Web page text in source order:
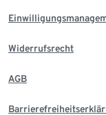
Widerrufsrecht
AGB